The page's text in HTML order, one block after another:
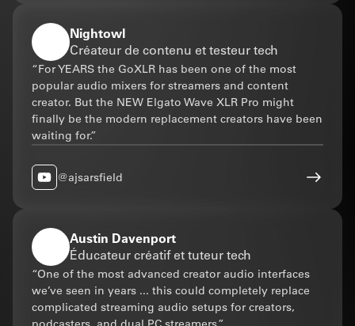
Nightowl
Créateur de contenu et testeur tech
“For YEARS the GoXLR has been one of the most
popular audio mixers for streamers and content
creator. But the NEW Elgato Wave XLR Pro might
finally be the modern replacement creators have been
waiting for.”
@ajsarsfield
Austin Davenport
Éducateur créatif et tuteur tech
“One of the most advanced creator audio interfaces
we’ve seen in years ... this could completely replace
complicated streaming audio setups for creators,